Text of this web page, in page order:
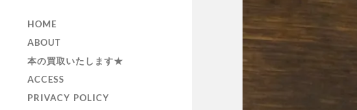
HOME
ABOUT
本の買取いたします★
ACCESS
PRIVACY POLICY